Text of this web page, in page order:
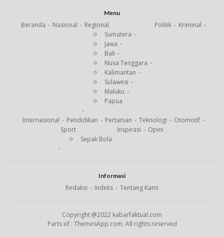
Menu
Beranda Nasional
Regional
Sumatera
Jawa
Bali
Nusa Tenggara
Kalimantan
Sulawesi
Maluku
Papua
Politik Kriminal
Internasional Pendidikan Pertanian Teknologi
Otomotif
Sport
Sepak Bola
Inspirasi Opini
Informasi
Redaksi Indeks Tentang Kami
Copyright @2022 kabarfaktual.com
Parts of : ThemesApp.com. All rights reserved